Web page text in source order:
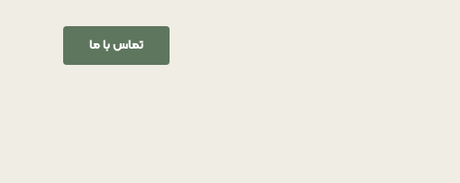
تماس با ما